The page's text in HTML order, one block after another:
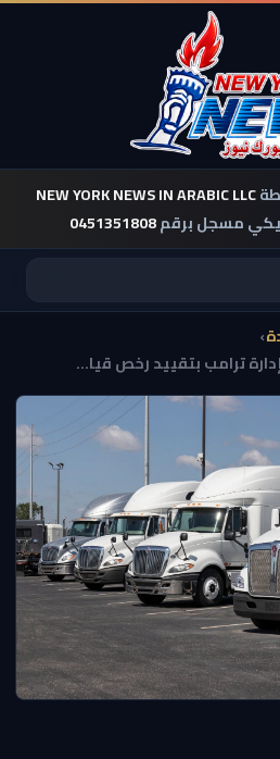
NEW YORK NEWS IN ARABIC LLC
مسجل برقم0451351808
›
ترامب بتقييد رخص قيا...